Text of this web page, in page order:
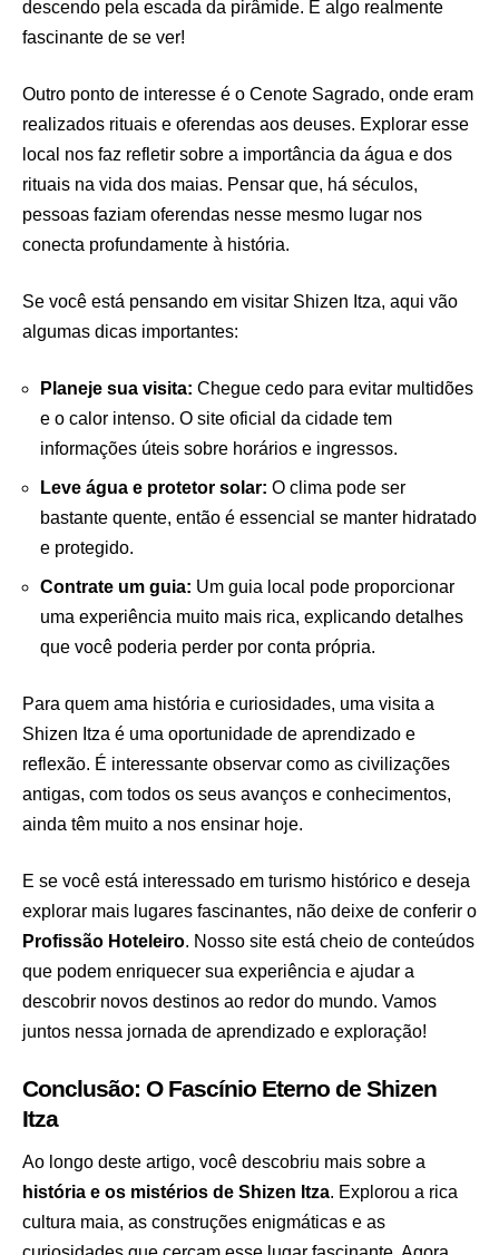
descendo pela escada da pirâmide. É algo realmente
fascinante de se ver!
Outro ponto de interesse é o Cenote Sagrado, onde eram
realizados rituais e oferendas aos deuses. Explorar esse
local nos faz refletir sobre a importância da água e dos
rituais na vida dos maias. Pensar que, há séculos,
pessoas faziam oferendas nesse mesmo lugar nos
conecta profundamente à história.
Se você está pensando em visitar Shizen Itza, aqui vão
algumas dicas importantes:
Planeje sua visita: Chegue cedo para evitar multidões
e o calor intenso. O site oficial da cidade tem
informações úteis sobre horários e ingressos.
Leve água e protetor solar: O clima pode ser
bastante quente, então é essencial se manter hidratado
e protegido.
Contrate um guia: Um guia local pode proporcionar
uma experiência muito mais rica, explicando detalhes
que você poderia perder por conta própria.
Para quem ama história e curiosidades, uma visita a
Shizen Itza é uma oportunidade de aprendizado e
reflexão. É interessante observar como as civilizações
antigas, com todos os seus avanços e conhecimentos,
ainda têm muito a nos ensinar hoje.
E se você está interessado em turismo histórico e deseja
explorar mais lugares fascinantes, não deixe de conferir o
Profissão Hoteleiro. Nosso site está cheio de conteúdos
que podem enriquecer sua experiência e ajudar a
descobrir novos destinos ao redor do mundo. Vamos
juntos nessa jornada de aprendizado e exploração!
Conclusão: O Fascínio Eterno de Shizen
Itza
Ao longo deste artigo, você descobriu mais sobre a
história e os mistérios de Shizen Itza. Explorou a rica
cultura maia, as construções enigmáticas e as